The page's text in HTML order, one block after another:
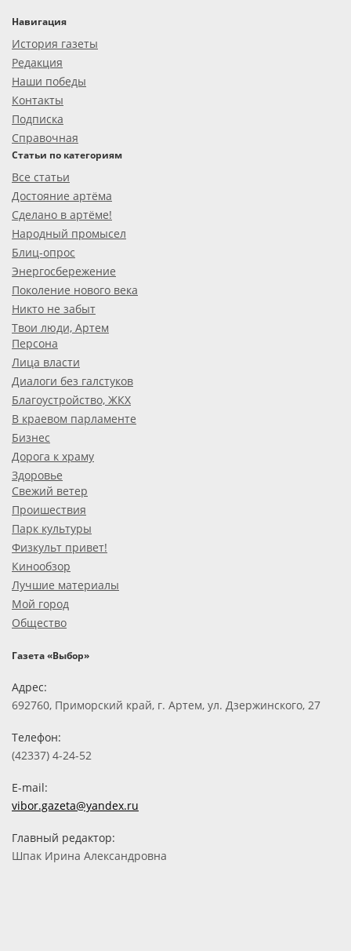
Навигация
История газеты
Редакция
Наши победы
Контакты
Подписка
Справочная
Статьи по категориям
Все статьи
Достояние артёма
Сделано в артёме!
Народный промысел
Блиц-опрос
Энергосбережение
Поколение нового века
Никто не забыт
Твои люди, Артем
Персона
Лица власти
Диалоги без галстуков
Благоустройство, ЖКХ
В краевом парламенте
Бизнес
Дорога к храму
Здоровье
Свежий ветер
Проишествия
Парк культуры
Физкульт привет!
Кинообзор
Лучшие материалы
Мой город
Общество
Газета «Выбор»
Адрес:
692760, Приморский край, г. Артем, ул. Дзержинского, 27
Телефон:
(42337) 4-24-52
E-mail:
vibor.gazeta@yandex.ru
Главный редактор:
Шпак Ирина Александровна